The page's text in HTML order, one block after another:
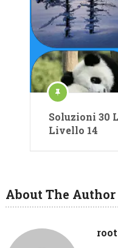
Soluzioni 30
Livello 14
About The Author
root